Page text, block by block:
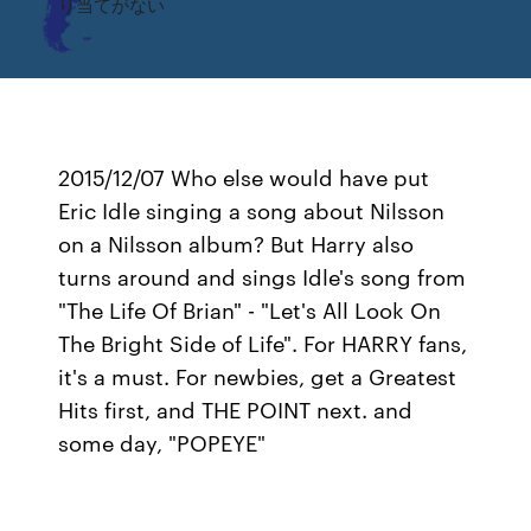
2015/12/07 Who else would have put
Eric Idle singing a song about Nilsson
on a Nilsson album? But Harry also
turns around and sings Idle's song from
"The Life Of Brian" - "Let's All Look On
The Bright Side of Life". For HARRY fans,
it's a must. For newbies, get a Greatest
Hits first, and THE POINT next. and
some day, "POPEYE"